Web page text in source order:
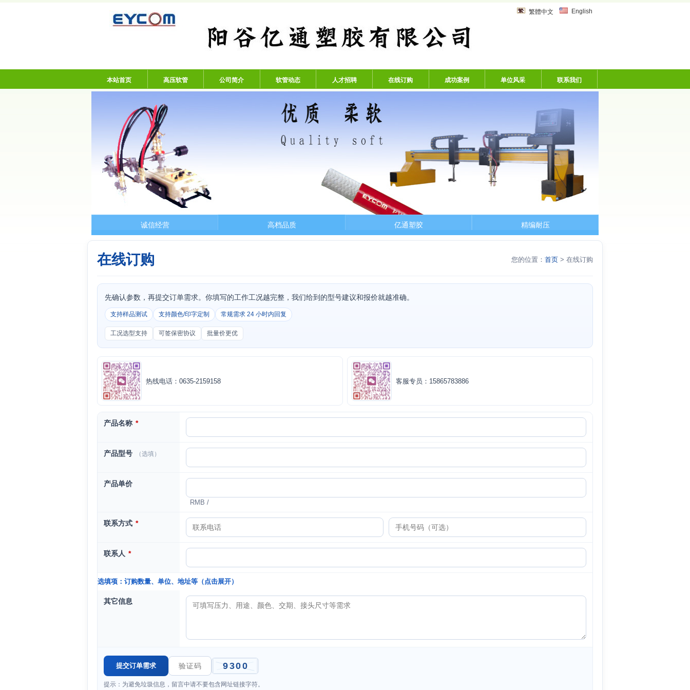
阳谷亿通塑胶有限公司 - 专业生产高压氧气管、乙炔管、风炮软管、洗车机专用软
繁體中文 English
本站首页 高压软管 公司简介 软管动态 人才招聘 在线订购 成功案例 单位风采 联系我们
诚信经营 高档品质 亿通塑胶 精编耐压
在线订购 您的位置： 首页 > 在线订购
先确认参数，再提交订单需求。你填写的工作工况越完整，我们给到的型号建议和报价就越准确。
支持样品测试 支持颜色/印字定制 常规需求 24 小时内回复
工况选型支持 可签保密协议 批量价更优
热线电话：0635-2159158 客服专员：15865783886
产品名称 *
产品型号 （选填）
产品单价
RMB /
联系方式 *
联系人 *
选填项：订购数量、单位、地址等（点击展开）
其它信息
提示：为避免垃圾信息，留言中请不要包含网址链接字符。